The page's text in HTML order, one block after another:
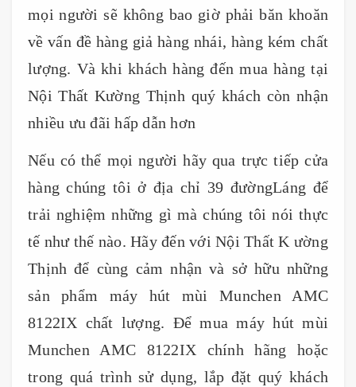
mọi người sẽ không bao giờ phải băn khoăn
về vấn đề hàng giả hàng nhái, hàng kém chất
lượng. Và khi khách hàng đến mua hàng tại
Nội Thất Kường Thịnh quý khách còn nhận
nhiều ưu đãi hấp dẫn hơn
Nếu có thể mọi người hãy qua trực tiếp cửa
hàng chúng tôi ở địa chỉ 39 đườngLáng để
trải nghiệm những gì mà chúng tôi nói thực
tế như thế nào. Hãy đến với Nội Thất K ường
Thịnh để cùng cảm nhận và sở hữu những
sản phẩm máy hút mùi Munchen AMC
8122IX chất lượng. Để mua máy hút mùi
Munchen AMC 8122IX chính hãng hoặc
trong quá trình sử dụng, lắp đặt quý khách